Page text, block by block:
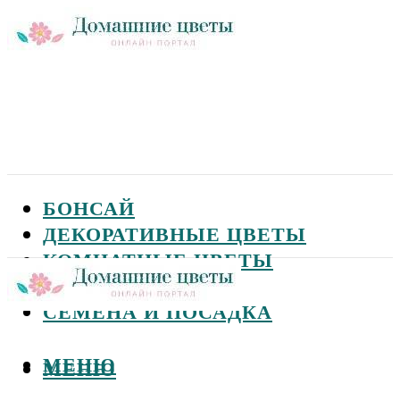
БОНСАЙ
ДЕКОРАТИВНЫЕ ЦВЕТЫ
КОМНАТНЫЕ ЦВЕТЫ
САДОВЫЕ ЦВЕТЫ
СЕМЕНА И ПОСАДКА
МЕНЮ
МЕНЮ